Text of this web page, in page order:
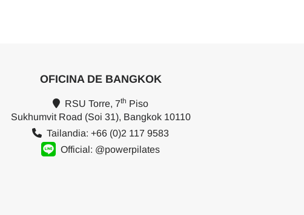
OFICINA DE BANGKOK
RSU Torre, 7th Piso
Sukhumvit Road (Soi 31), Bangkok 10110
Tailandia: +66 (0)2 117 9583
Official: @powerpilates